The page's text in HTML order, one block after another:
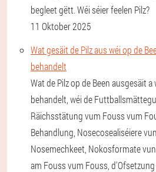
begleet gëtt. Wéi séier feelen Pilz?
11 Oktober 2025
Wat gesäit de Pilz aus wéi op de
behandelt
Wat de Pilz op de Been ausgesäit
behandelt, wéi de
Räichsstätung vum Fouss vum
Behandlung, Nosecosealiséiere
Nosemechkeet, Nokosformate
am Fouss vum Fouss,